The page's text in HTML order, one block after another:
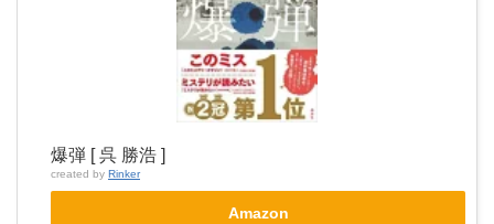
爆弾 [ 呉 勝浩 ]
created by Rinker
Amazon